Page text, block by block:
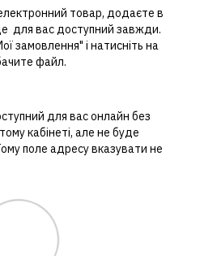
товар, додаєте в
для вас доступний завжди.
замовлення" і натисніть на
файл.
для вас онлайн без
кабінеті, але не буде
поле адресу вказувати не